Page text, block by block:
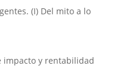
(I) Del mito a lo
impacto y rentabilidad